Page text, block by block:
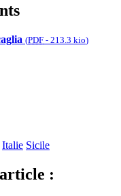
(PDF - 213.3 kio)
Italie Sicile
: